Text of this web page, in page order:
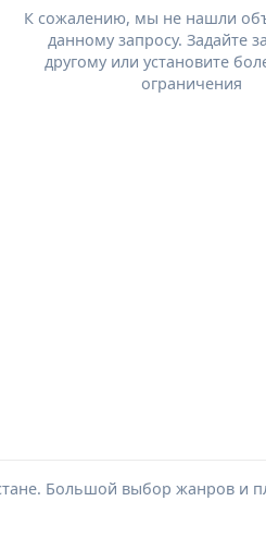
К сожалению, мы не нашли
данному запросу. Задайте
другому или установите
ограничения
Большой выбор жанров и